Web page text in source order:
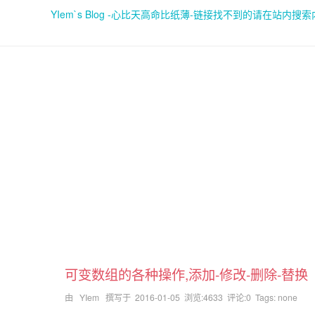
YIem`s Blog -心比天高命比纸薄-链接找不到的请在站内搜索
可变数组的各种操作,添加-修改-删除-替换
由 YIem 撰写于 2016-01-05 浏览:4633 评论:0 Tags: none